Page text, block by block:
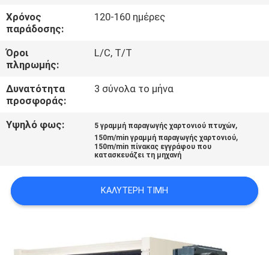
ΣΕ
ΕΠΑΦΉ
ΜΕ
ΖΗΤΉΣΤΕ
ΈΝΑ
ΑΠΌΣΠΑΣΜΑ
VR
Χρόνος
παράδοσης:
120-160 ημέρες
Όροι
πληρωμής:
L/C, T/T
Δυνατότητα
προσφοράς:
3 σύνολα το μήνα
Υψηλό φως: 5 γραμμή παραγωγής χαρτονιού πτυχών,
150m/min γραμμή παραγωγής χαρτονιού,
150m/min πίνακας εγγράφου που
κατασκευάζει τη μηχανή
ΚΑΛΎΤΕΡΗ ΤΙΜΉ